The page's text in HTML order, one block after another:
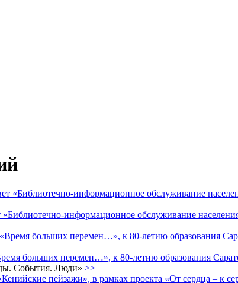
информационное обслуживание
больших перемен…», к 80-летию образования
События. Люди» >>